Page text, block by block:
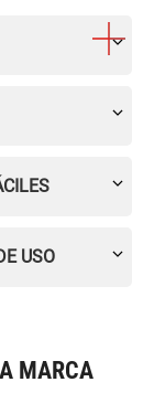
USO
MARCA